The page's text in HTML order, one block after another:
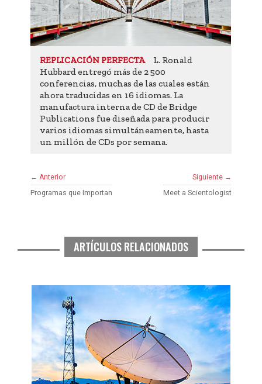
REPLICACIÓN PERFECTA
L. Ronald
Hubbard entregó más de 2 500
conferencias, muchas de las cuales están
ahora traducidas en 16 idiomas. La
manufactura interna de CD de Bridge
Publications fue diseñada para producir
varios idiomas simultáneamente, hasta
un millón de CDs por semana.
← Anterior
Programas que Importan
Siguiente →
Meet a Scientologist
ARTÍCULOS RELACIONADOS